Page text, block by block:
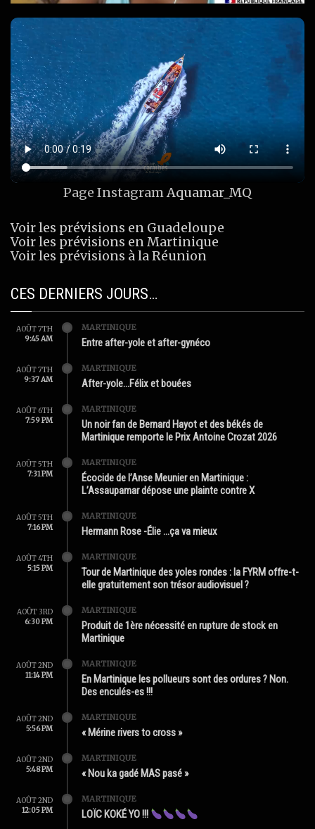
Page InstagramAquamar_MQ
Voir les prévisions en Guadeloupe
Voir les prévisions en Martinique
Voir les prévisions à la Réunion
CES DERNIERS JOURS…
AOÛT 7TH
9:45 AM
MARTINIQUE
Entre after-yole et after-gynéco
AOÛT 7TH
9:37 AM
MARTINIQUE
After-yole…Félix et bouées
AOÛT 6TH
7:59 PM
MARTINIQUE
Un noir fan de Bernard Hayot et des békés de
Martinique remporte le Prix Antoine Crozat 2026
AOÛT 5TH
7:31 PM
MARTINIQUE
Écocide de l’Anse Meunier en Martinique :
L’Assaupamar dépose une plainte contre X
AOÛT 5TH
7:16 PM
MARTINIQUE
Hermann Rose -Élie …ça va mieux
AOÛT 4TH
5:15 PM
MARTINIQUE
Tour de Martinique des yoles rondes : la FYRM offre-t-
elle gratuitement son trésor audiovisuel ?
AOÛT 3RD
6:30 PM
MARTINIQUE
Produit de 1ère nécessité en rupture de stock en
Martinique
AOÛT 2ND
11:14 PM
MARTINIQUE
En Martinique les pollueurs sont des ordures ? Non.
Des enculés-es !!!
AOÛT 2ND
5:56 PM
MARTINIQUE
« Mérine rivers to cross »
AOÛT 2ND
5:48 PM
MARTINIQUE
« Nou ka gadé MAS pasé »
AOÛT 2ND
12:05 PM
MARTINIQUE
LOÏC KOKÉ YO !!!